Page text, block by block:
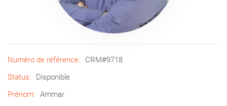
Numéro de référence:
CRM#9718
Status:
Disponible
Prénom:
Ammar